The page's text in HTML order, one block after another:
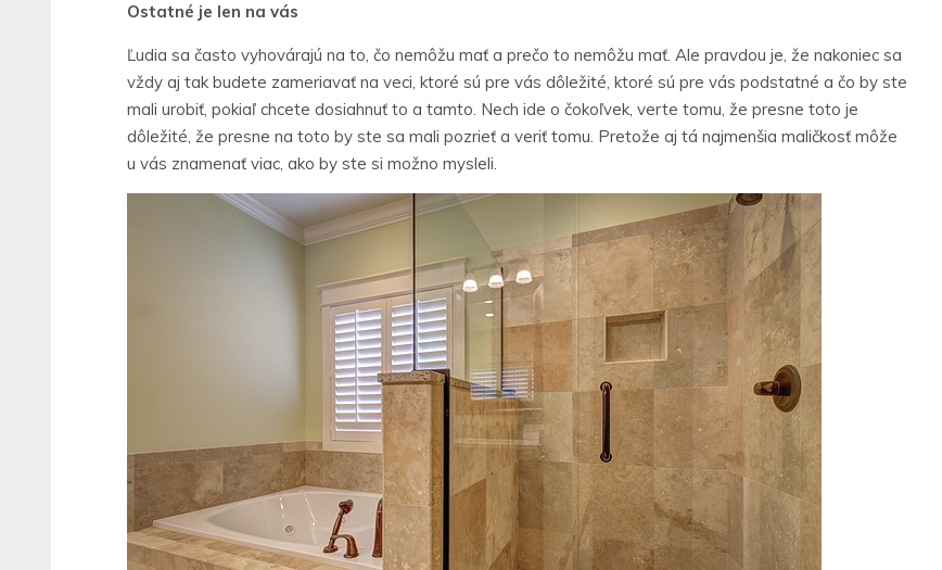
Ostatné je len na vás
Ľudia sa často vyhovárajú na to, čo nemôžu mať a prečo to nemôžu mať. Ale pravdou je, že nakoniec sa
vždy aj tak budete zameriavať na veci, ktoré sú pre vás dôležité, ktoré sú pre vás podstatné a čo by ste
mali urobiť, pokiaľ chcete dosiahnuť to a tamto. Nech ide o čokoľvek, verte tomu, že presne toto je
dôležité, že presne na toto by ste sa mali pozrieť a veriť tomu. Pretože aj tá najmenšia maličkosť môže
u vás znamenať viac, ako by ste si možno mysleli.